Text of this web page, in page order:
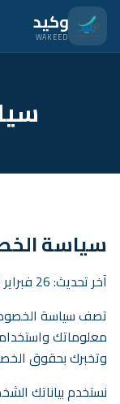
انتقل للمحتوى الرئيسي
وكيد
WAKEED
المتدربون
FAQ
الأمان
تواصل
سياسة
آخر تحديث: 26 فبراير 2023
تصف سياسة
معلوماتك
وتخبرك بحقوق
نستخدم بياناتك